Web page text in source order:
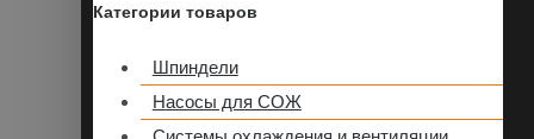
Категории товаров
Шпиндели
Насосы для СОЖ